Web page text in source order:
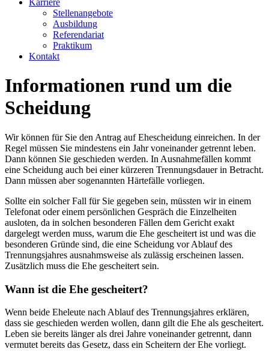
Karriere
Stellenangebote
Ausbildung
Referendariat
Praktikum
Kontakt
Informationen rund um die
Scheidung
Wir können für Sie den Antrag auf Ehescheidung einreichen. In der
Regel müssen Sie mindestens ein Jahr voneinander getrennt leben.
Dann können Sie geschieden werden. In Ausnahmefällen kommt
eine Scheidung auch bei einer kürzeren Trennungsdauer in Betracht.
Dann müssen aber sogenannten Härtefälle vorliegen.
Sollte ein solcher Fall für Sie gegeben sein, müssten wir in einem
Telefonat oder einem persönlichen Gespräch die Einzelheiten
ausloten, da in solchen besonderen Fällen dem Gericht exakt
dargelegt werden muss, warum die Ehe gescheitert ist und was die
besonderen Gründe sind, die eine Scheidung vor Ablauf des
Trennungsjahres ausnahmsweise als zulässig erscheinen lassen.
Zusätzlich muss die Ehe gescheitert sein.
Wann ist die Ehe gescheitert?
Wenn beide Eheleute nach Ablauf des Trennungsjahres erklären,
dass sie geschieden werden wollen, dann gilt die Ehe als gescheitert.
Leben sie bereits länger als drei Jahre voneinander getrennt, dann
vermutet bereits das Gesetz, dass ein Scheitern der Ehe vorliegt.